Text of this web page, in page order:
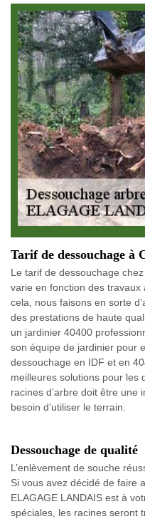
Tarif de dessouchage à
Le tarif de dessouchage
varie en fonction des
cela, nous faisons en sorte
des prestations de haute
un jardinier 40400
son équipe de jardinier pour
dessouchage en IDF et en
meilleures solutions pour les
racines d’arbre doit être une
besoin d’utiliser le terrain.
Dessouchage de qualité
L’enlèvement de souche
Si vous avez décidé de faire
ELAGAGE LANDAIS est à
spéciales, les racines seront